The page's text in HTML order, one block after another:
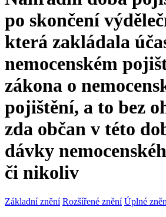
po skončení
která zakládala
nemocenském
zákona o
pojištění, a to bez
zda občan v této
dávky
či nikoliv
Základní znění Rozšířené znění Úplné